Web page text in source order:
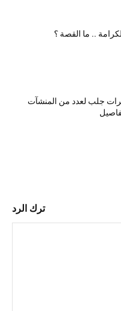
جلب لعدد من المنشآت
ترك الرد